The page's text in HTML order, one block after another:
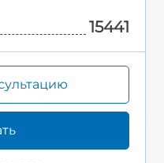
15441